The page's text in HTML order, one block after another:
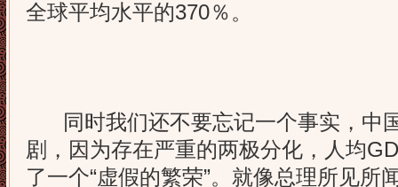
全球平均水平的370％。
同时我们还不要忘记一个事实，中
剧，因为存在严重的两极分化，人均
了一个“虚假的繁荣”。就像总理所见所